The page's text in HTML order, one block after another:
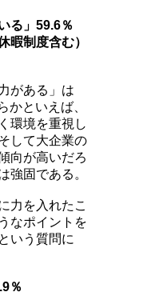
る」59.6％
暇制度含む）
がある」は
かといえば、
環境を重視し
して大企業の
向が高いだろ
強固である。
力を入れたこ
なポイントを
いう質問に
％